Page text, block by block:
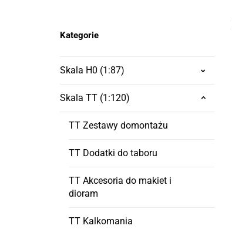
Kategorie
Skala H0 (1:87)
Skala TT (1:120)
TT Zestawy domontażu
TT Dodatki do taboru
TT Akcesoria do makiet i
dioram
TT Kalkomania